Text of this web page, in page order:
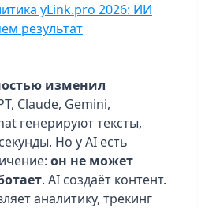
изменил
Claude, Gemini,
генерируют тексты,
Но у AI есть
он не может
. AI создаёт контент.
аналитику, трекинг